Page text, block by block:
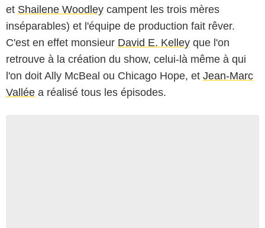
et Shailene Woodley campent les trois mères
inséparables) et l'équipe de production fait rêver.
C'est en effet monsieur David E. Kelley que l'on
retrouve à la création du show, celui-là même à qui
l'on doit Ally McBeal ou Chicago Hope, et Jean-Marc
Vallée a réalisé tous les épisodes.